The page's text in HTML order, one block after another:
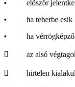
• először
• ha teherbe esik
• ha
 az alsó végtagok
 hirtelen kialakuló